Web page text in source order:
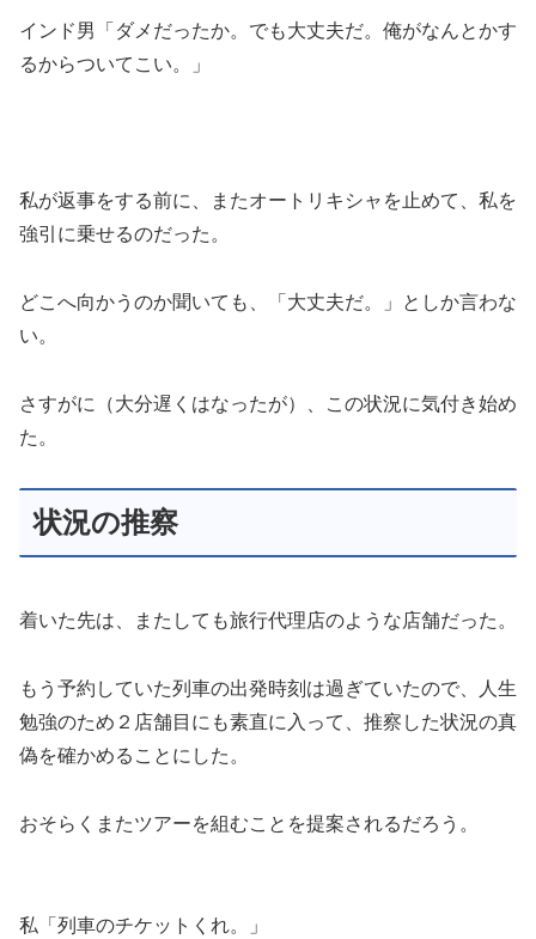
インド男「ダメだったか。でも大丈夫だ。俺がなんとかす
るからついてこい。」
私が返事をする前に、またオートリキシャを止めて、私を
強引に乗せるのだった。
どこへ向かうのか聞いても、「大丈夫だ。」としか言わな
い。
さすがに（大分遅くはなったが）、この状況に気付き始め
た。
状況の推察
着いた先は、またしても旅行代理店のような店舗だった。
もう予約していた列車の出発時刻は過ぎていたので、人生
勉強のため２店舗目にも素直に入って、推察した状況の真
偽を確かめることにした。
おそらくまたツアーを組むことを提案されるだろう。
私「列車のチケットくれ。」